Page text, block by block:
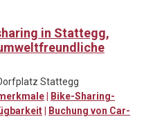
in Stattegg,
Stattegg
Bike-Sharing-
Buchung von Car-